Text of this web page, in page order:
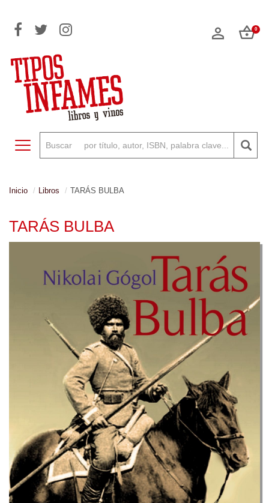
0
Toggle navigation
Inicio Libros TARÁS BULBA
TARÁS BULBA